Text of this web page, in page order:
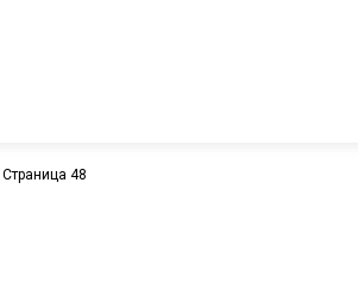
Страница 48